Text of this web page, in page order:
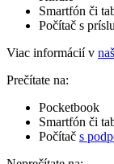
Smartfón či
Počítač s
Viac informácií v
Prečítate na:
Pocketbook
Smartfón či
Počítač s